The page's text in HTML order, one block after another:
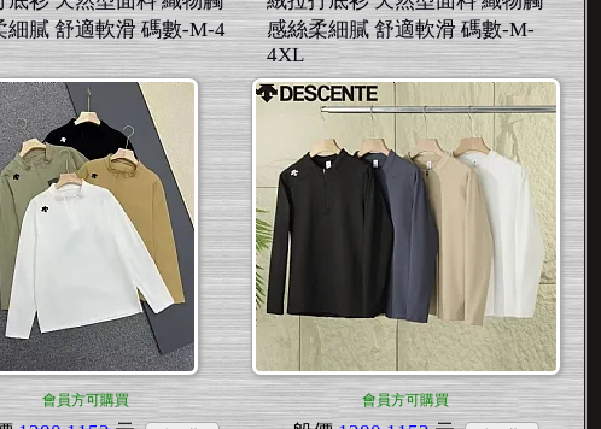
細膩 舒適軟滑 碼數-M-4
會員方可購買
感絲柔細膩 舒適軟滑 碼數-M-
4XL
會員方可購買